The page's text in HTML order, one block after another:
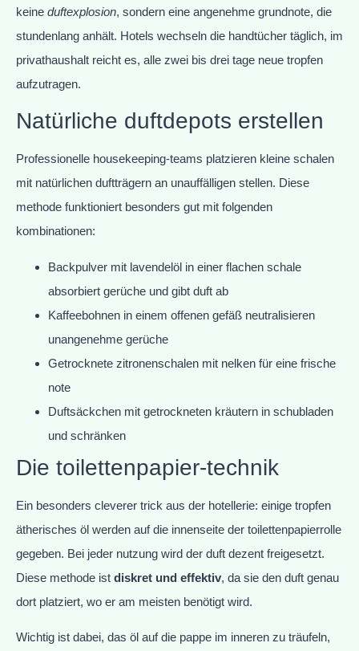
keine duftexplosion, sondern eine angenehme grundnote, die
stundenlang anhält. Hotels wechseln die handtücher täglich, im
privathaushalt reicht es, alle zwei bis drei tage neue tropfen
aufzutragen.
Natürliche duftdepots erstellen
Professionelle housekeeping-teams platzieren kleine schalen
mit natürlichen duftträgern an unauffälligen stellen. Diese
methode funktioniert besonders gut mit folgenden
kombinationen:
Backpulver mit lavendelöl in einer flachen schale
absorbiert gerüche und gibt duft ab
Kaffeebohnen in einem offenen gefäß neutralisieren
unangenehme gerüche
Getrocknete zitronenschalen mit nelken für eine frische
note
Duftsäckchen mit getrockneten kräutern in schubladen
und schränken
Die toilettenpapier-technik
Ein besonders cleverer trick aus der hotellerie: einige tropfen
ätherisches öl werden auf die innenseite der toilettenpapierrolle
gegeben. Bei jeder nutzung wird der duft dezent freigesetzt.
Diese methode ist diskret und effektiv, da sie den duft genau
dort platziert, wo er am meisten benötigt wird.
Wichtig ist dabei, das öl auf die pappe im inneren zu träufeln,